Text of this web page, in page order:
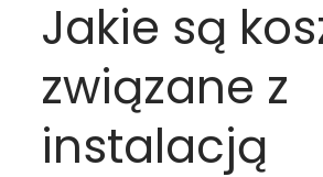
Jakie są
związane z
instalacją